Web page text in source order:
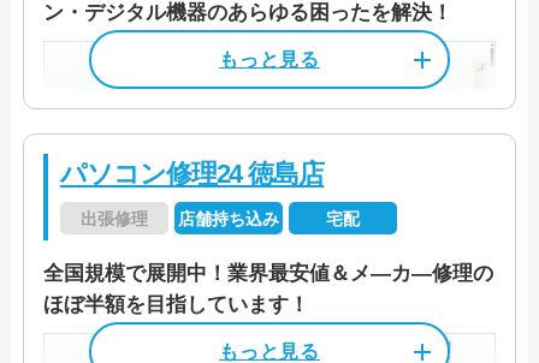
ン・デジタル機器のあらゆる困ったを解決！
本社住所
〒 564-0052
パソコン修理24 徳島店
出張修理 店舗持ち込み 宅配
全国規模で展開中！業界最安値＆メ―カ―修理の
ほぼ半額を目指しています！